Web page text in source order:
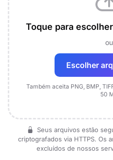
Toque para
ou
Escolher
Também aceita PNG, BMP,
50
Seus arquivos estão
criptografados via HTTPS. Os
excluídos de nossos